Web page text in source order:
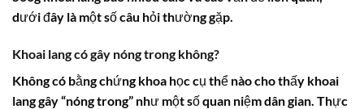
dưới đây là một số câu hỏi thường gặp.
Khoai lang có gây nóng trong không?
Không có bằng chứng khoa học cụ thể nào cho thấy khoai
lang gây “nóng trong” như một số quan niệm dân gian. Thực